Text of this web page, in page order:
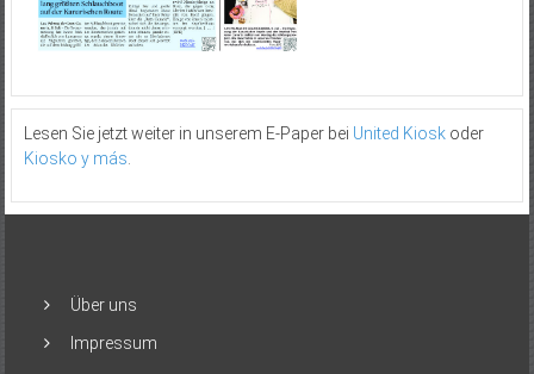
Lesen Sie jetzt weiter in unserem E-Paper bei United Kioskoder
Kiosko y más
Über uns
Impressum